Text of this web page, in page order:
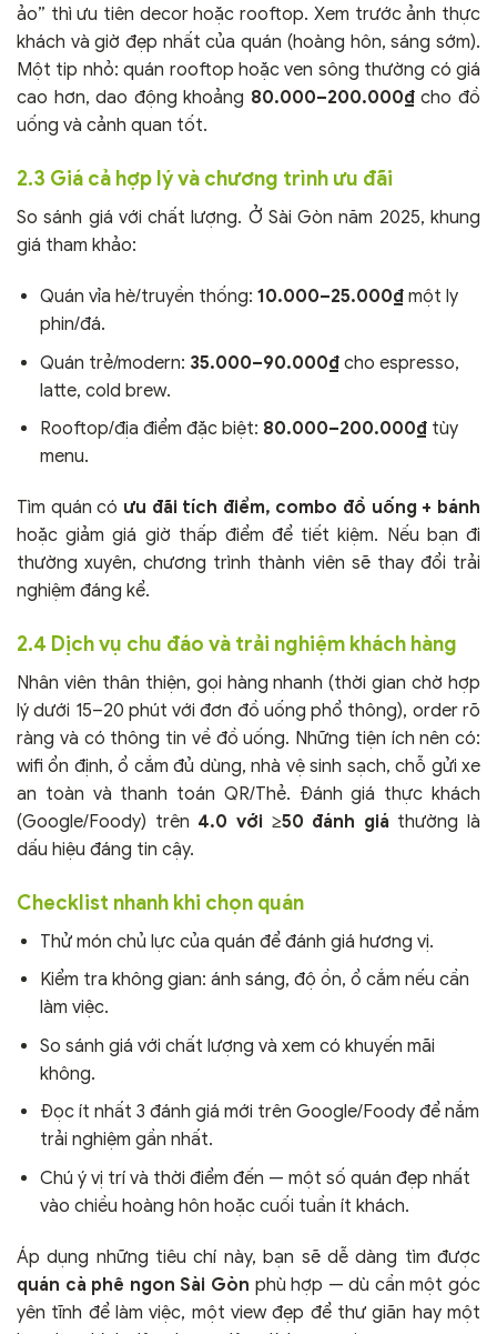
ảo” thì ưu tiên decor hoặc rooftop. Xem trước ảnh thực
khách và giờ đẹp nhất của quán (hoàng hôn, sáng sớm).
Một tip nhỏ: quán rooftop hoặc ven sông thường có giá
cao hơn, dao động khoảng 80.000–200.000₫cho đồ
uống và cảnh quan tốt.
2.3 Giá cả hợp lý và chương trình ưu đãi
So sánh giá với chất lượng. Ở Sài Gòn năm 2025, khung
giá tham khảo:
Quán vỉa hè/truyền thống: 10.000–25.000₫một ly
phin/đá.
Quán trẻ/modern: 35.000–90.000₫cho espresso,
latte, cold brew.
Rooftop/địa điểm đặc biệt: 80.000–200.000₫tùy
menu.
Tìm quán có ưu đãi tích điểm, combo đồ uống + bánh
hoặc giảm giá giờ thấp điểm để tiết kiệm. Nếu bạn đi
thường xuyên, chương trình thành viên sẽ thay đổi trải
nghiệm đáng kể.
2.4 Dịch vụ chu đáo và trải nghiệm khách hàng
Nhân viên thân thiện, gọi hàng nhanh (thời gian chờ hợp
lý dưới 15–20 phút với đơn đồ uống phổ thông), order rõ
ràng và có thông tin về đồ uống. Những tiện ích nên có:
wifi ổn định, ổ cắm đủ dùng, nhà vệ sinh sạch, chỗ gửi xe
an toàn và thanh toán QR/Thẻ. Đánh giá thực khách
(Google/Foody) trên 4.0 với ≥50 đánh giá thường là
dấu hiệu đáng tin cậy.
Checklist nhanh khi chọn quán
Thử món chủ lực của quán để đánh giá hương vị.
Kiểm tra không gian: ánh sáng, độ ồn, ổ cắm nếu cần
làm việc.
So sánh giá với chất lượng và xem có khuyến mãi
không.
Đọc ít nhất 3 đánh giá mới trên Google/Foody để nắm
trải nghiệm gần nhất.
Chú ý vị trí và thời điểm đến — một số quán đẹp nhất
vào chiều hoàng hôn hoặc cuối tuần ít khách.
Áp dụng những tiêu chí này, bạn sẽ dễ dàng tìm được
quán cà phê ngon Sài Gòn phù hợp — dù cần một góc
yên tĩnh để làm việc, một view đẹp để thư giãn hay một